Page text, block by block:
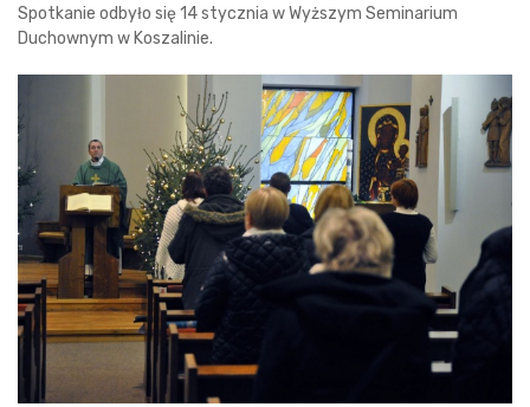
Spotkanie odbyło się 14 stycznia w Wyższym Seminarium
Duchownym w Koszalinie.